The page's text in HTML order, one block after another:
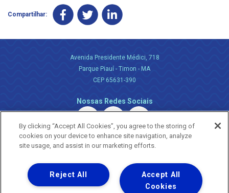
Compartilhar:
Avenida Presidente Médici, 718
Parque Piauí - Timon - MA
CEP 65631-390
Nossas Redes Sociais
Uma empresa
Copyright ® 2026 - Todos os Direitos Reservados.
By clicking “Accept All Cookies”, you agree to the storing of
cookies on your device to enhance site navigation, analyze
site usage, and assist in our marketing efforts.
Accept All
Cookies
Reject All